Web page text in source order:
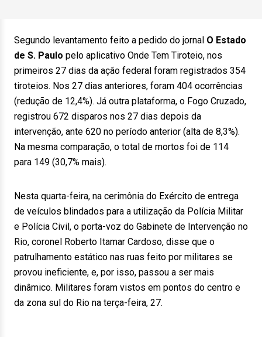
Segundo levantamento feito a pedido do jornal O Estado
de S. Paulo pelo aplicativo Onde Tem Tiroteio, nos
primeiros 27 dias da ação federal foram registrados 354
tiroteios. Nos 27 dias anteriores, foram 404 ocorrências
(redução de 12,4%). Já outra plataforma, o Fogo Cruzado,
registrou 672 disparos nos 27 dias depois da
intervenção, ante 620 no período anterior (alta de 8,3%).
Na mesma comparação, o total de mortos foi de 114
para 149 (30,7% mais).
Nesta quarta-feira, na cerimônia do Exército de entrega
de veículos blindados para a utilização da Polícia Militar
e Polícia Civil, o porta-voz do Gabinete de Intervenção no
Rio, coronel Roberto Itamar Cardoso, disse que o
patrulhamento estático nas ruas feito por militares se
provou ineficiente, e, por isso, passou a ser mais
dinâmico. Militares foram vistos em pontos do centro e
da zona sul do Rio na terça-feira, 27.